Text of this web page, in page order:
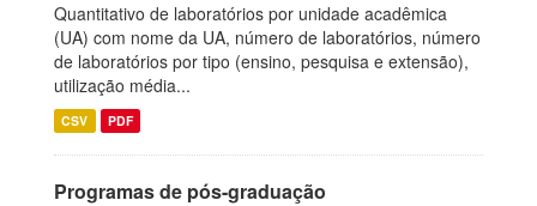
Quantitativo de laboratórios por unidade acadêmica
(UA) com nome da UA, número de laboratórios, número
de laboratórios por tipo (ensino, pesquisa e extensão),
utilização média...
CSV PDF
Programas de pós-graduação